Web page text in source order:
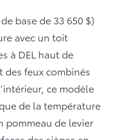
de base de 33 650 $)
avec un toit
à DEL haut de
des feux combinés
ce modèle
de la température
pommeau de levier